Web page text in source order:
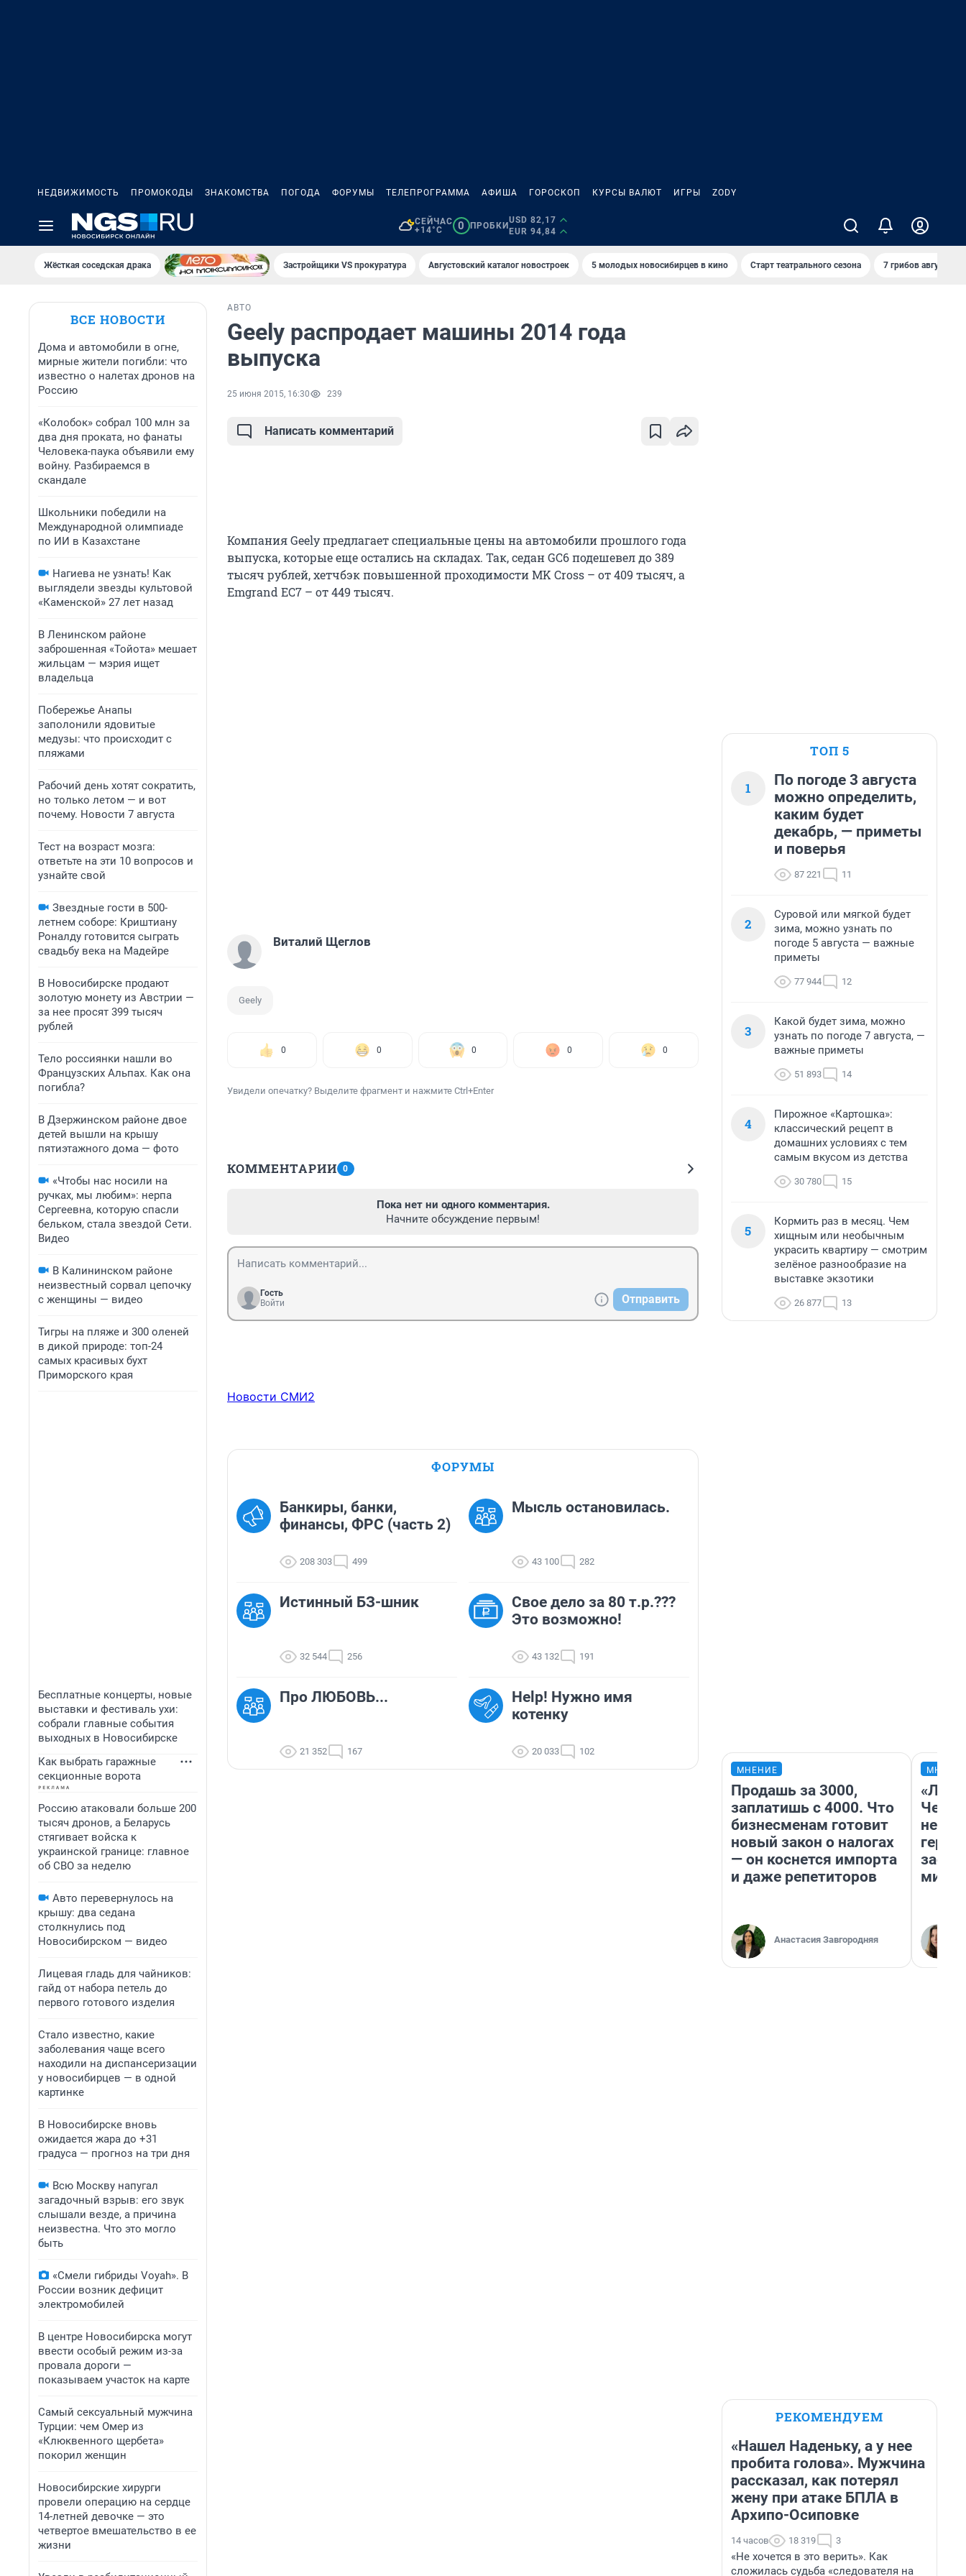
НЕДВИЖИМОСТЬ ПРОМОКОДЫ ЗНАКОМСТВА ПОГОДА ФОРУМЫ ТЕЛЕПРОГРАММА АФИША ГОРОСКОП КУРСЫ ВАЛЮТ ИГРЫ ZODY
СЕЙЧАС
+14°C
0 ПРОБКИ
USD 82,17
EUR 94,84
Жёсткая соседская драка Застройщики VS прокуратура Августовский каталог новостроек 5 молодых новосибирцев в кино Старт театрального сезона 7 грибов августа
ВСЕ НОВОСТИ
Дома и автомобили в огне,
мирные жители погибли: что
известно о налетах дронов на
Россию
«Колобок» собрал 100 млн за
два дня проката, но фанаты
Человека-паука объявили ему
войну. Разбираемся в
скандале
Школьники победили на
Международной олимпиаде
по ИИ в Казахстане
Нагиева не узнать! Как
выглядели звезды культовой
«Каменской» 27 лет назад
В Ленинском районе
заброшенная «Тойота» мешает
жильцам — мэрия ищет
владельца
Побережье Анапы
заполонили ядовитые
медузы: что происходит с
пляжами
Рабочий день хотят сократить,
но только летом — и вот
почему. Новости 7 августа
Тест на возраст мозга:
ответьте на эти 10 вопросов и
узнайте свой
Звездные гости в 500-
летнем соборе: Криштиану
Роналду готовится сыграть
свадьбу века на Мадейре
В Новосибирске продают
золотую монету из Австрии —
за нее просят 399 тысяч
рублей
Тело россиянки нашли во
Французских Альпах. Как она
погибла?
В Дзержинском районе двое
детей вышли на крышу
пятиэтажного дома — фото
«Чтобы нас носили на
ручках, мы любим»: нерпа
Сергеевна, которую спасли
бельком, стала звездой Сети.
Видео
В Калининском районе
неизвестный сорвал цепочку
с женщины — видео
Тигры на пляже и 300 оленей
в дикой природе: топ-24
самых красивых бухт
Приморского края
Бесплатные концерты, новые
выставки и фестиваль ухи:
собрали главные события
выходных в Новосибирске
Как выбрать гаражные
секционные ворота
Россию атаковали больше 200
тысяч дронов, а Беларусь
стягивает войска к
украинской границе: главное
об СВО за неделю
Авто перевернулось на
крышу: два седана
столкнулись под
Новосибирском — видео
Лицевая гладь для чайников:
гайд от набора петель до
первого готового изделия
Стало известно, какие
заболевания чаще всего
находили на диспансеризации
у новосибирцев — в одной
картинке
В Новосибирске вновь
ожидается жара до +31
градуса — прогноз на три дня
Всю Москву напугал
загадочный взрыв: его звук
слышали везде, а причина
неизвестна. Что это могло
быть
«Смели гибриды Voyah». В
России возник дефицит
электромобилей
В центре Новосибирска могут
ввести особый режим из-за
провала дороги —
показываем участок на карте
Самый сексуальный мужчина
Турции: чем Омер из
«Клюквенного щербета»
покорил женщин
Новосибирские хирурги
провели операцию на сердце
14-летней девочке — это
четвертое вмешательство в ее
жизни
АВТО
Geely распродает машины 2014 года
выпуска
25 июня 2015, 16:30 239
Написать комментарий
Компания Geely предлагает специальные цены на автомобили прошлого года
выпуска, которые еще остались на складах. Так, седан GC6 подешевел до 389
тысяч рублей, хетчбэк повышенной проходимости MK Cross – от 409 тысяч, а
Emgrand EC7 – от 449 тысяч.
Виталий Щеглов
Geely
0 0 0 0 0
Увидели опечатку? Выделите фрагмент и нажмите Ctrl+Enter
КОММЕНТАРИИ 0
Пока нет ни одного комментария.
Начните обсуждение первым!
Гость
Войти
Отправить
Новости СМИ2
ФОРУМЫ
Банкиры, банки,
финансы, ФРС (часть 2)
208 303 499
Мысль остановилась.
43 100 282
Истинный БЗ-шник
32 544 256
Свое дело за 80 т.р.???
Это возможно!
43 132 191
Про ЛЮБОВЬ...
21 352 167
Help! Нужно имя
котенку
20 033 102
ТОП 5
1
По погоде 3 августа
можно определить,
каким будет
декабрь, — приметы
и поверья
87 221 11
2
Суровой или мягкой будет
зима, можно узнать по
погоде 5 августа — важные
приметы
77 944 12
3
Какой будет зима, можно
узнать по погоде 7 августа, —
важные приметы
51 893 14
4
Пирожное «Картошка»:
классический рецепт в
домашних условиях с тем
самым вкусом из детства
30 780 15
5
Кормить раз в месяц. Чем
хищным или необычным
украсить квартиру — смотрим
зелёное разнообразие на
выставке экзотики
26 877 13
МНЕНИЕ
Продашь за 3000,
заплатишь с 4000. Что
бизнесменам готовит
новый закон о налогах
— он коснется импорта
и даже репетиторов
Анастасия Завгородняя
Чем
герои
РЕКОМЕНДУЕМ
«Нашел Наденьку, а у нее
пробита голова». Мужчина
рассказал, как потерял
жену при атаке БПЛА в
Архипо-Осиповке
14 часов 18 319 3
«Не хочется в это верить». Как
сложилась судьба «следователя на